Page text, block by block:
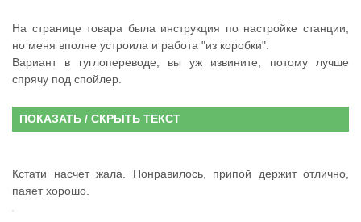
На странице товара была инструкция по настройке станции,
но меня вполне устроила и работа "из коробки".
Вариант в гуглопереводе, вы уж извините, потому лучше
спрячу под спойлер.
ПОКАЗАТЬ / СКРЫТЬ ТЕКСТ
Кстати насчет жала. Понравилось, припой держит отлично,
паяет хорошо.